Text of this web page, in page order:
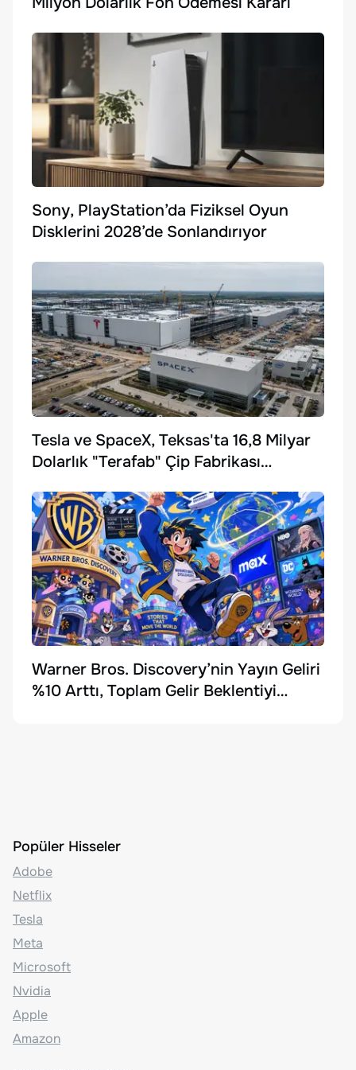
Sony, PlayStation’da Fiziksel Oyun
Disklerini 2028’de Sonlandırıyor
Tesla ve SpaceX, Teksas'ta 16,8 Milyar
Dolarlık "Terafab" Çip Fabrikası
Warner Bros. Discovery’nin Yayın Geliri
%10 Arttı, Toplam Gelir Beklentiyi
Popüler Hisseler
Adobe
Netflix
Tesla
Meta
Microsoft
Nvidia
Apple
Amazon